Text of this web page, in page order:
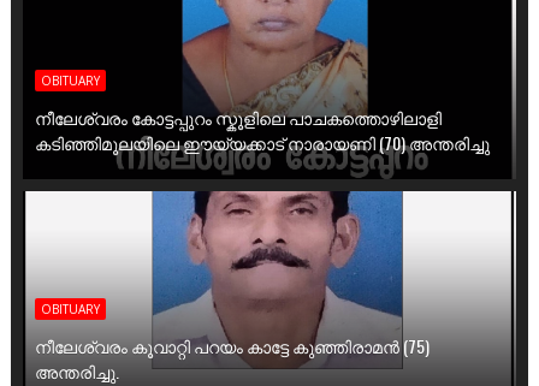
OBITUARY
നീലേശ്വരം കോട്ടപ്പുറം സ്കൂളിലെ പാചകത്തൊഴിലാളി
കടിഞ്ഞിമൂലയിലെ ഈയ്യക്കാട് നാരായണി (70) അന്തരിച്ചു
OBITUARY
നീലേശ്വരം കൂവാറ്റി പറയം കാട്ടേ കുഞ്ഞിരാമൻ (75)
അന്തരിച്ചു.